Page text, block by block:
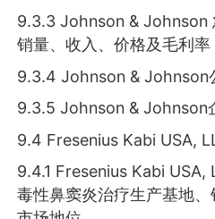
9.3.3 Johnson & Johnson
销量、收入、价格及毛利率
9.3.4 Johnson & Johnson
9.3.5 Johnson & Johnson
9.4 Fresenius Kabi USA,
9.4.1 Fresenius Kabi USA,
毒性鼻窦炎治疗生产基地